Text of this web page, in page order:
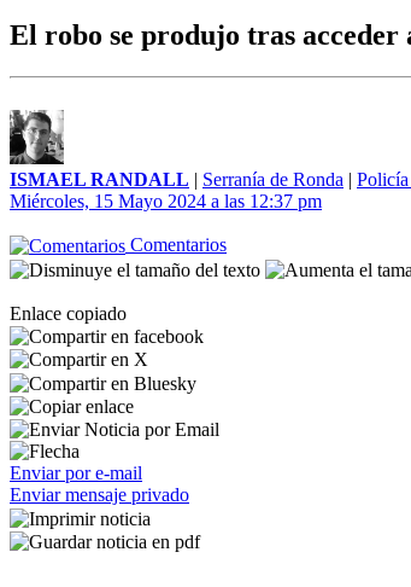
El robo se produjo tras acceder
ISMAEL RANDALL | Serranía de Ronda |
Miércoles, 15 Mayo 2024 a las 12:37 pm
Comentarios
Enlace copiado
Enviar por e-mail
Enviar mensaje privado